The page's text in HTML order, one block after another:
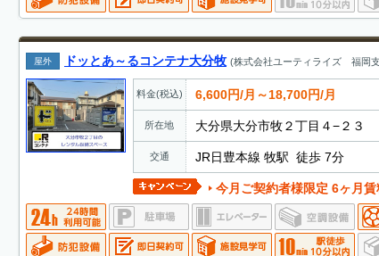
屋外 ドッとあ～るコンテナ大分牧 (株式会社ユーティライズ 福岡
料金(税込) 6,600円/月～18,700円/月
所在地 大分県大分市牧２丁目４−２３
交通 JR日豊本線 牧駅 徒歩 7分
今月ご契約者様限定 6ヶ月賃料半額キャン